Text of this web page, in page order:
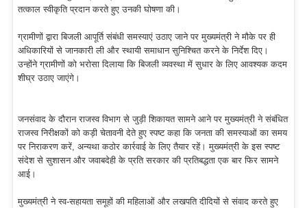
तत्काल स्वीकृति प्रदान करते हुए उनकी घोषणा की।
ग्रामीणों द्वारा बिजली आपूर्ति संबंधी समस्याएं उठाए जाने पर मुख्यमंत्री ने मौके पर ही
अधिकारियों से जानकारी ली और स्थायी समाधान सुनिश्चित करने के निर्देश दिए।
उन्होंने ग्रामीणों को भरोसा दिलाया कि बिजली व्यवस्था में सुधार के लिए आवश्यक कदम
शीघ्र उठाए जाएंगे।
जनसंवाद के दौरान राजस्व विभाग से जुड़ी शिकायत सामने आने पर मुख्यमंत्री ने संबंधित
राजस्व निरीक्षकों को कड़ी चेतावनी देते हुए स्पष्ट कहा कि जनता की समस्याओं का समय
पर निराकरण करें, अन्यथा कठोर कार्रवाई के लिए तैयार रहें। मुख्यमंत्री के इस स्पष्ट
संदेश से सुशासन और जवाबदेही के प्रति सरकार की प्रतिबद्धता एक बार फिर सामने
आई।
मुख्यमंत्री ने स्व-सहायता समूहों की महिलाओं और लखपति दीदियों से संवाद करते हुए